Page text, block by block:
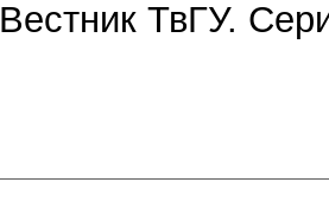
Вестник ТвГУ.